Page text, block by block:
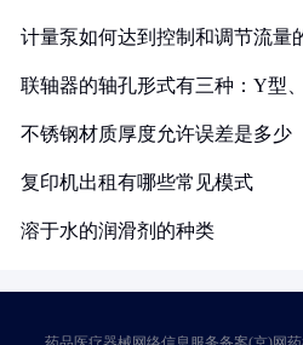
计量泵如何达到控制和调节流量
联轴器的轴孔形式有三种：Y型
不锈钢材质厚度允许误差是多少
复印机出租有哪些常见模式
溶于水的润滑剂的种类